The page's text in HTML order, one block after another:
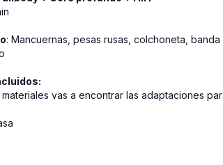
: Mancuernas, pesas rusas, colchoneta, banda
vas a encontrar las adaptaciones